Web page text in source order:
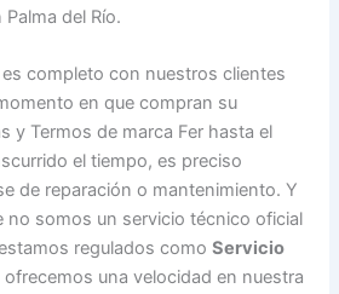
del Río.
completo con nuestros clientes
en que compran su
y Termos de marca Fer hasta el
el tiempo, es preciso
de reparación o mantenimiento. Y
no somos un servicio técnico oficial
regulados comoServicio
ofrecemos una velocidad en nuestra